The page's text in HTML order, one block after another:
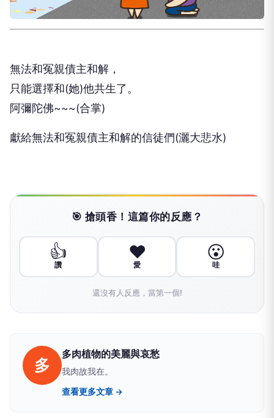
無法和冤親債主和解，
只能選擇和(她)他共生了。
阿彌陀佛~~~(合掌)
獻給無法和冤親債主和解的信徒們(灑大悲水)
🎯 搶頭香！這篇你的反應？
👍
讚
❤️
愛
😮
哇
還沒有人反應，當第一個!
多
多肉植物的美麗與哀愁
我肉故我在。
查看更多文章 →